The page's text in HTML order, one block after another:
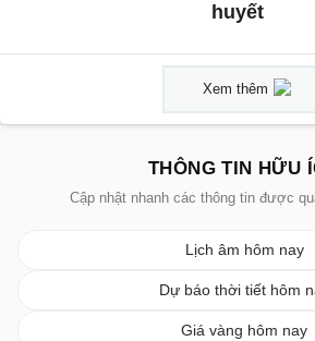
huyết
Xem thêm
THÔNG TIN HỮU
Cập nhật nhanh các thông tin được
Lịch âm hôm nay
Dự báo thời tiết hôm
Giá vàng hôm nay